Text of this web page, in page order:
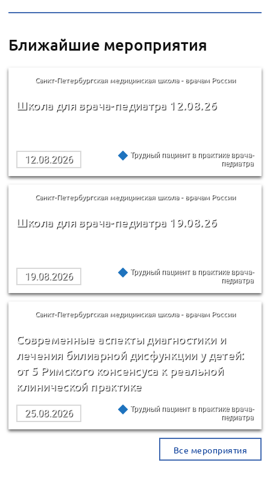
Ближайшие мероприятия
Санкт-Петербургская медицинская школа - врачам России
Школа для врача-педиатра 12.08.26
12.08.2026
Трудный пациент в практике врача-
педиатра
Санкт-Петербургская медицинская школа - врачам России
Школа для врача-педиатра 19.08.26
19.08.2026
Трудный пациент в практике врача-
педиатра
Санкт-Петербургская медицинская школа - врачам России
Современные аспекты диагностики и
лечения билиарной дисфункции у детей:
от 5 Римского консенсуса к реальной
клинической практике
25.08.2026
Трудный пациент в практике врача-
педиатра
Все мероприятия